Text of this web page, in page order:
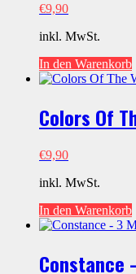
€9,90
inkl. MwSt.
In den Warenkorb
Colors Of
€9,90
inkl. MwSt.
In den Warenkorb
Constance